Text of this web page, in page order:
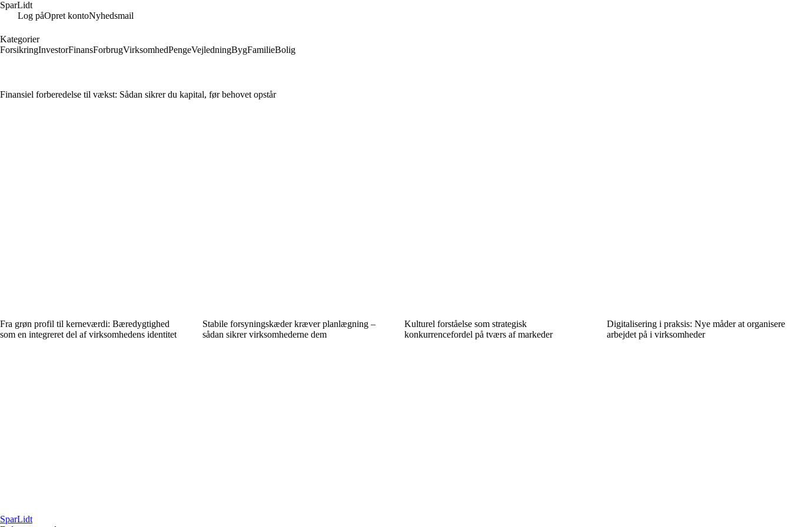
SparLidt
Log påOpret kontoNyhedsmail
Kategorier
ForsikringInvestorFinansForbrugVirksomhedPengeVejledningBygFamilieBolig
Finansiel forberedelse til vækst: Sådan sikrer du kapital, før behovet opstår
Fra grøn profil til kerneværdi: Bæredygtighed
som en integreret del af virksomhedens identitet
Stabile forsyningskæder kræver planlægning –
sådan sikrer virksomhederne dem
Kulturel forståelse som strategisk
konkurrencefordel på tværs af markeder
Digitalisering i praksis: Nye måder at organisere
arbejdet på i virksomheder
SparLidt